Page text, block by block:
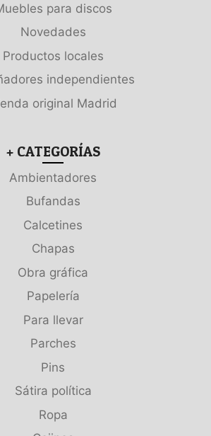
para discos
Novedades
Productos locales
independientes
original Madrid
+ CATEGORÍAS
Ambientadores
Bufandas
Calcetines
Chapas
Obra gráfica
Papelería
Para llevar
Parches
Pins
Sátira política
Ropa